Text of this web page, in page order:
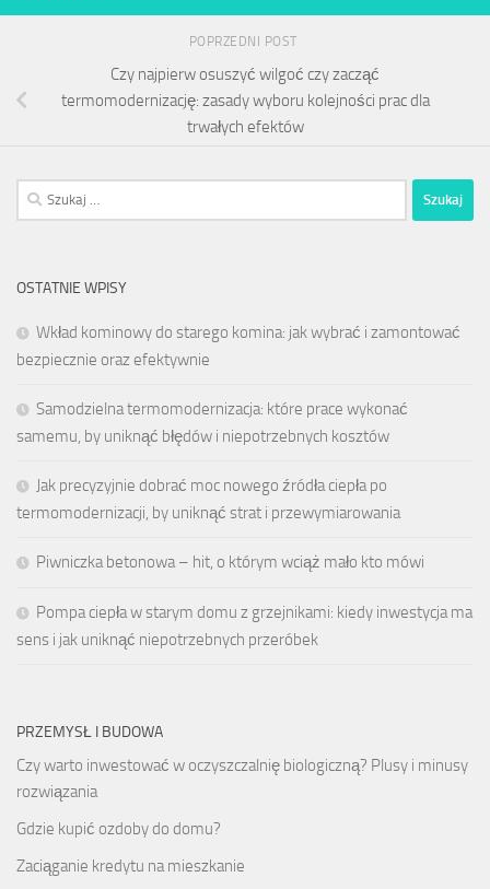
POPRZEDNI POST
Czy najpierw osuszyć wilgoć czy zacząć
termomodernizację: zasady wyboru kolejności prac dla
trwałych efektów
Szukaj:
OSTATNIE WPISY
Wkład kominowy do starego komina: jak wybrać i zamontować
bezpiecznie oraz efektywnie
Samodzielna termomodernizacja: które prace wykonać
samemu, by uniknąć błędów i niepotrzebnych kosztów
Jak precyzyjnie dobrać moc nowego źródła ciepła po
termomodernizacji, by uniknąć strat i przewymiarowania
Piwniczka betonowa – hit, o którym wciąż mało kto mówi
Pompa ciepła w starym domu z grzejnikami: kiedy inwestycja ma
sens i jak uniknąć niepotrzebnych przeróbek
PRZEMYSŁ I BUDOWA
Czy warto inwestować w oczyszczalnię biologiczną? Plusy i minusy
rozwiązania
Gdzie kupić ozdoby do domu?
Zaciąganie kredytu na mieszkanie